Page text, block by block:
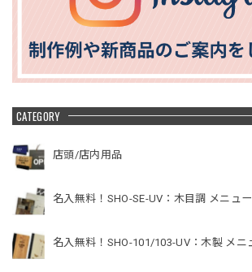
CATEGORY
店頭/店内用品
名入無料！SHO-SE-UV：木目調 メニュ
名入無料！SHO-101/103-UV：木製 メニ